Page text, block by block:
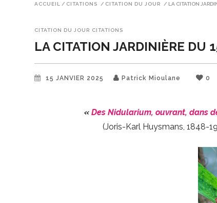
ACCUEIL / CITATIONS / CITATION DU JOUR / LA CITATION
CITATION DU JOUR CITATIONS
LA CITATION JARDINIÈRE DU
15 JANVIER 2025 Patrick Mioulane 0
«Des Nidularium, ouvrant, dans
(Joris-Karl Huysmans, 1848-